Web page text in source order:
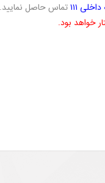
تماس حاصل نمایید.
خواهد بود.